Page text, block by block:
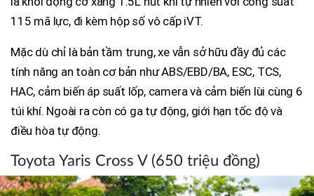
115 mã lực, đi kèm hộp số vô cấp iVT.
Mặc dù chỉ là bản tầm trung, xe vẫn sở hữu đầy đủ các
tính năng an toàn cơ bản như ABS/EBD/BA, ESC, TCS,
HAC, cảm biến áp suất lốp, camera và cảm biến lùi cùng 6
túi khí. Ngoài ra còn có ga tự động, giới hạn tốc độ và
điều hòa tự động.
Toyota Yaris Cross V (650 triệu đồng)